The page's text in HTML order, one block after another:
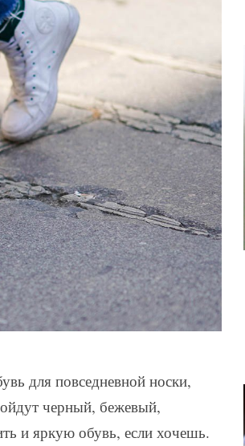
для повседневной носки,
черный, бежевый,
и яркую обувь, если хочешь.